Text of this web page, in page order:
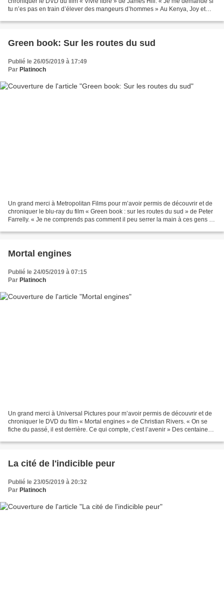
tu n’es pas en train d’élever des mangeurs d’hommes » Au Kenya, Joy et
Green book: Sur les routes du sud
Publié le 26/05/2019 à 17:49
Par Platinoch
Un grand merci à Metropolitan Films pour m’avoir permis de découvrir et de
chroniquer le blu-ray du film « Green book : sur les routes du sud » de Peter
Farrelly. « Je ne comprends pas comment il peu serrer la main à ces gens là.
Mortal engines
Publié le 24/05/2019 à 07:15
Par Platinoch
Un grand merci à Universal Pictures pour m’avoir permis de découvrir et de
chroniquer le DVD du film « Mortal engines » de Christian Rivers. « On se
fiche du passé, il est derrière. Ce qui compte, c’est l’avenir » Des centaines
La cité de l'indicible peur
Publié le 23/05/2019 à 20:32
Par Platinoch